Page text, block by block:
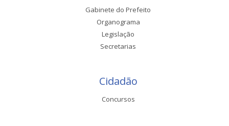
Gabinete do Prefeito
Organograma
Legislação
Secretarias
Cidadão
Concursos